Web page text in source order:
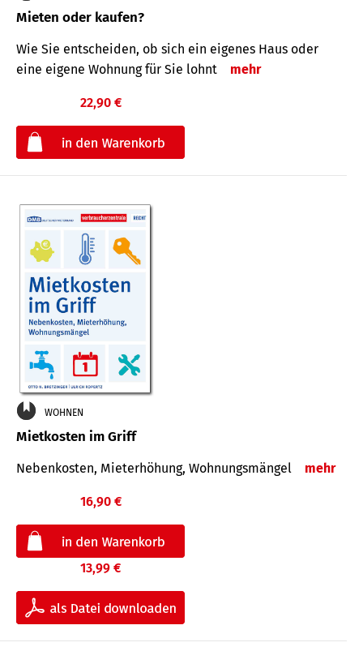
Mieten oder kaufen?
Wie Sie entscheiden, ob sich ein eigenes Haus oder
eine eigene Wohnung für Sie lohnt
mehr
22,90 €
WOHNEN
Mietkosten im Griff
Nebenkosten, Mieterhöhung, Wohnungsmängel mehr
16,90 €
13,99 €